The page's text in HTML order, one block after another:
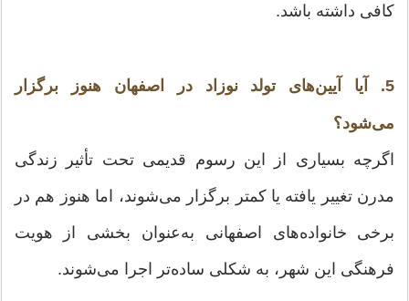
کافی داشته باشد.
5. آیا آیین‌های تولد نوزاد در اصفهان هنوز برگزار
می‌شود؟
اگرچه بسیاری از این رسوم قدیمی تحت تأثیر زندگی
مدرن تغییر یافته یا کمتر برگزار می‌شوند، اما هنوز هم در
برخی خانواده‌های اصفهانی به‌عنوان بخشی از هویت
فرهنگی این شهر، به شکلی ساده‌تر اجرا می‌شوند.